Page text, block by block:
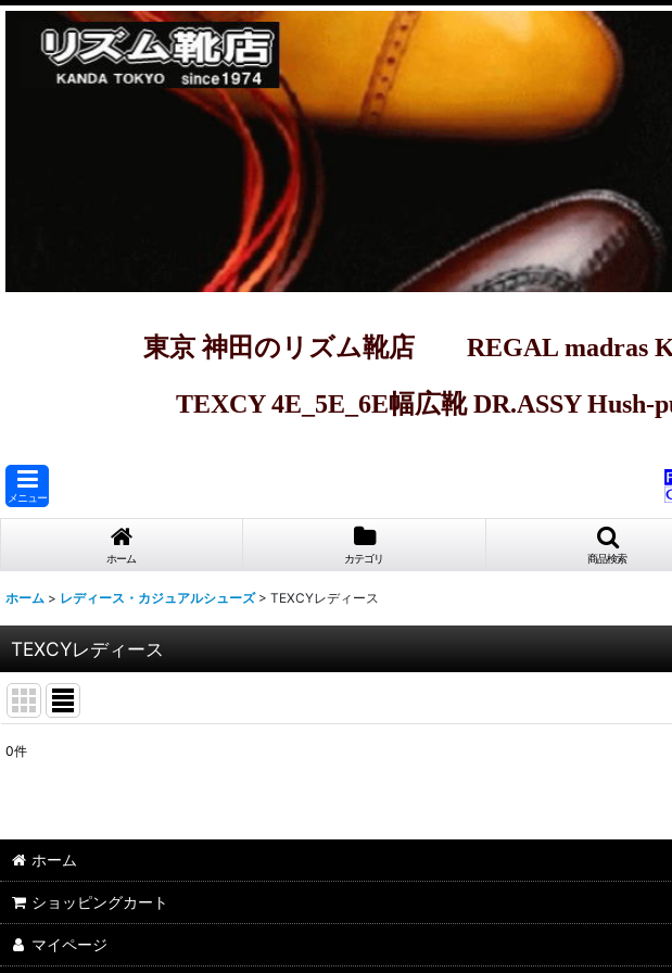
東京 神田のリズム靴店 REGAL madras
TEXCY 4E_5E_6E幅広靴 DR.ASSY
メニュー
ホーム カテゴリ 商品検索
ホーム > レディース・カジュアルシューズ > TEXCYレディース
TEXCYレディース
0件
ホーム
ショッピングカート
マイページ